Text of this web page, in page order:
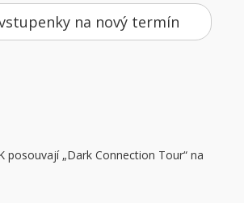
na nový termín
posouvají „Dark Connection Tour“ na